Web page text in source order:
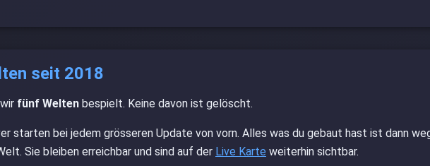
seit 2018
fünf Welten bespielt. Keine davon ist gelöscht.
starten bei jedem grösseren Update von vorn. Alles was du gebaut hast ist dann
Sie bleiben erreichbar und sind auf der Live Karte weiterhin sichtbar.